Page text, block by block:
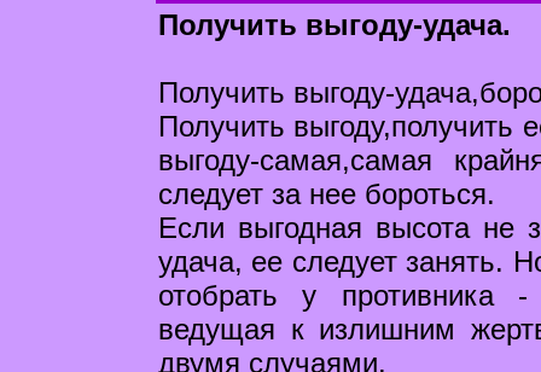
Получить выгоду-удача.
Получить выгоду-
Получить выгоду,получить
выгоду-самая,самая
следует за нее бороться.
Если выгодная высота не
удача, ее следует занять.
отобрать у противника
ведущая к излишним
двумя случаями.